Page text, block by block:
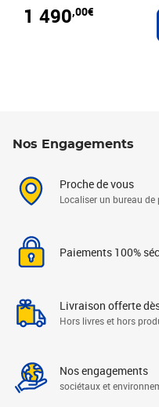
1 490,00€
Nos Engagements
Proche de vous
Localiser un bureau de
Paiements 100%
Livraison offerte
Hors livres et hors
Nos engagements
sociétaux et